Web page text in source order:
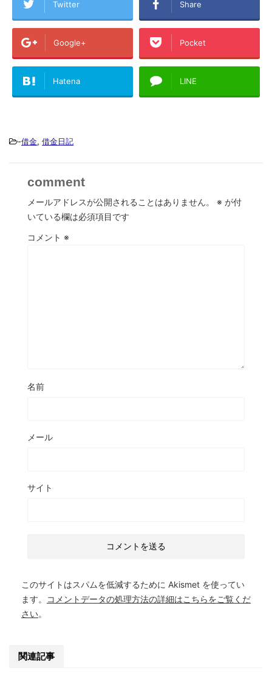
Twitter Share
Google+ Pocket
Hatena LINE
-借金, 借金日記
comment
メールアドレスが公開されることはありません。 ※ が付
いている欄は必須項目です
コメント ※
名前
メール
サイト
このサイトはスパムを低減するために Akismet を使ってい
ます。
コメントデータの処理方法の詳細はこちらをご覧くだ
さい。
関連記事